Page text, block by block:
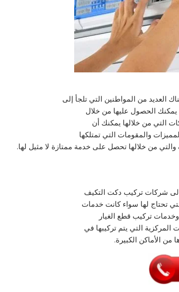
من المواطنين التي تلجأ إلى
يمكنك الحصول عليها من خلال
التي من خلالها يمكنك أن
والمقومات التي تمتلكها
من خلالها تحصل على خدمة ممتازة لا مثيل لها.
إلى شركات تركيب دكت التكيف
تحتاج لها سواء كانت خدمات
تركيب قطع الغيار
المركزية التي يتم تركيبها في
الأماكن الكبيرة.